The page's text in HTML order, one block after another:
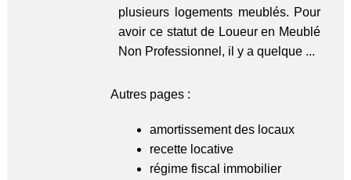
plusieurs logements meublés. Pour
avoir ce statut de Loueur en Meublé
Non Professionnel, il y a quelque ...
Autres pages :
amortissement des locaux
recette locative
régime fiscal immobilier